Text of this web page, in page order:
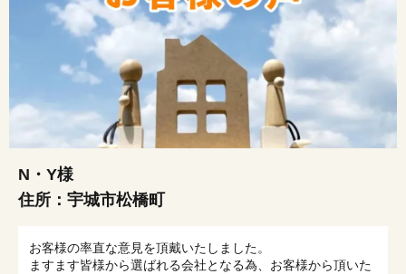
N・Y様
住所： 宇城市松橋町
お客様の率直な意見を頂戴いたしました。
ますます皆様から選ばれる会社となる為、お客様から頂いた